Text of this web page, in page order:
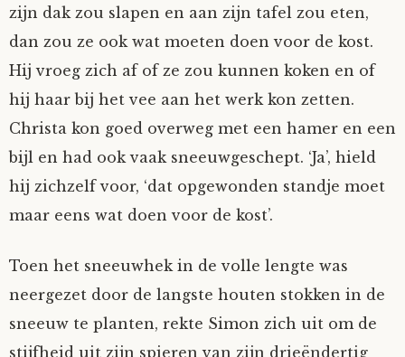
zijn dak zou slapen en aan zijn tafel zou eten,
dan zou ze ook wat moeten doen voor de kost.
Hij vroeg zich af of ze zou kunnen koken en of
hij haar bij het vee aan het werk kon zetten.
Christa kon goed overweg met een hamer en een
bijl en had ook vaak sneeuwgeschept. ‘Ja’, hield
hij zichzelf voor, ‘dat opgewonden standje moet
maar eens wat doen voor de kost’.
Toen het sneeuwhek in de volle lengte was
neergezet door de langste houten stokken in de
sneeuw te planten, rekte Simon zich uit om de
stijfheid uit zijn spieren van zijn drieëndertig